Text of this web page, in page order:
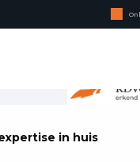
in huis